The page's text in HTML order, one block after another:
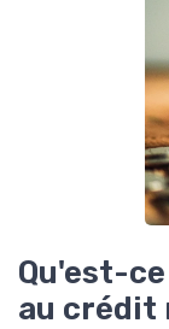
Qu'est-
au crédit